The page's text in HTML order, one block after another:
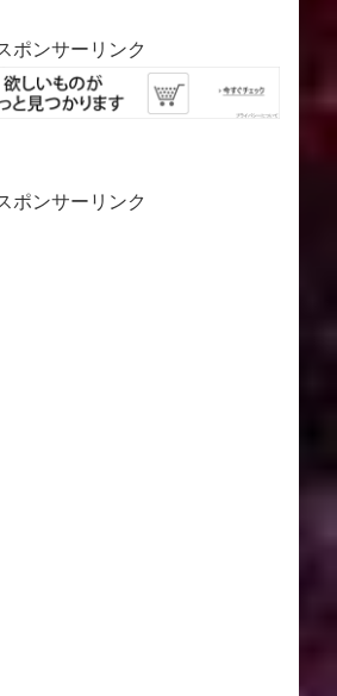
ポンサーリンク
ポンサーリンク